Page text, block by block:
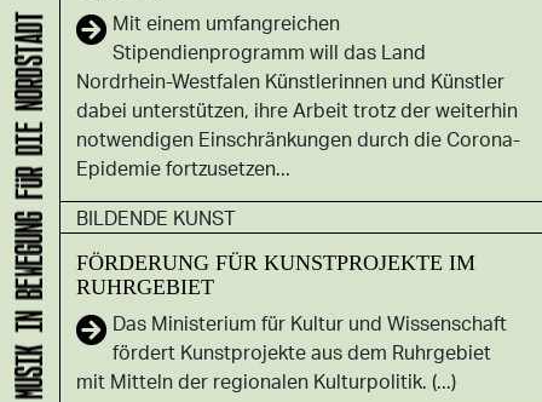
Mit einem umfangreichen
Stipendienprogramm will das Land
Nordrhein-Westfalen Künstlerinnen und Künstler
dabei unterstützen, ihre Arbeit trotz der weiterhin
notwendigen Einschränkungen durch die Corona-
Epidemie fortzusetzen...
BILDENDE KUNST
FÖRDERUNG FÜR KUNSTPROJEKTE IM
RUHRGEBIET
Das Ministerium für Kultur und Wissenschaft
fördert Kunstprojekte aus dem Ruhrgebiet
mit Mitteln der regionalen Kulturpolitik. (...)